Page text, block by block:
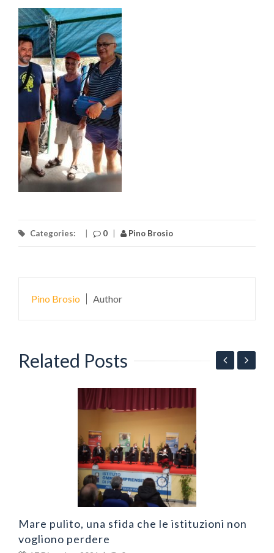
Categories: 0 Pino Brosio
Pino Brosio Author
Related Posts
Mare pulito, una sfida che le istituzioni non
vogliono perdere